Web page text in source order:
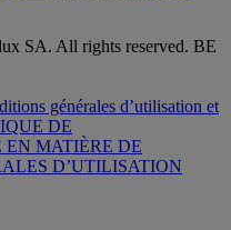
SA. All rights reserved. BE
générales d’utilisation et
DE
EN MATIÈRE DE
D’UTILISATION